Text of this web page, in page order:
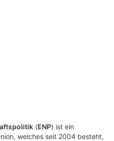
(ENP) ist ein
welches seit 2004 besteht,